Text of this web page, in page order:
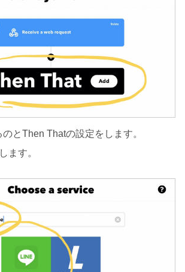
とThen Thatの設定をします。
ます。